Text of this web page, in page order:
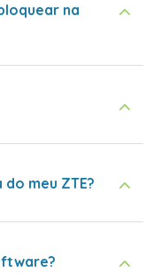
na
meu ZTE?